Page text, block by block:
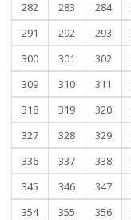
282
283 284
291
292 293
300
301 302
309
310 311
318
319 320
327
328 329
336
337 338
345
346 347
354
355 356